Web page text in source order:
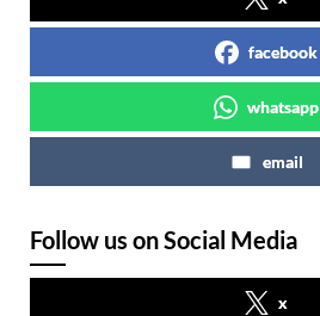
facebook
whatsapp
email
Follow us on Social Media
x